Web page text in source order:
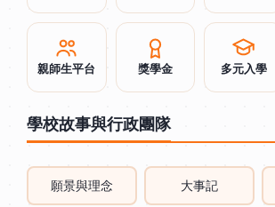
親師生平台 獎學金 多元入學
學校故事與行政團隊
願景與理念 大事記